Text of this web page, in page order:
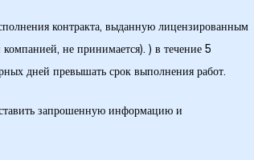
контракта, выданную лицензированным
не принимается). ) в течение 5
дней превышать срок выполнения работ.
запрошенную информацию и